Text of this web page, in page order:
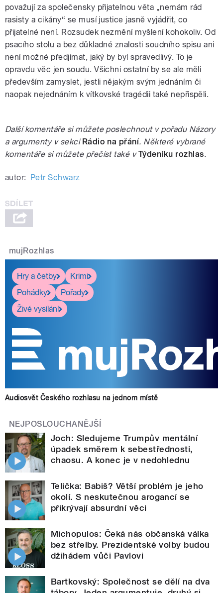
považují za společensky přijatelnou věta „nemám rád
rasisty a cikány“ se musí justice jasně vyjádřit, co
přijatelné není. Rozsudek nezmění myšlení kohokoliv. Od
psacího stolu a bez důkladné znalosti soudního spisu ani
není možné předjímat, jaký by byl spravedlivý. To je
opravdu věc jen soudu. Všichni ostatní by se ale měli
především zamyslet, jestli nějakým svým jednáním či
naopak nejednáním k vítkovské tragédii také nepřispěli.
Další komentáře si můžete poslechnout v pořadu Názory
a argumenty v sekci Rádio na přání. Některé vybrané
komentáře si můžete přečíst také vTýdeníku rozhlas.
autor: Petr Schwarz
mujRozhlas
Hry a četby
Krimi
Pohádky
Pořady
Živé vysílání
Audiosvět Českého rozhlasu na jednom místě
NEJPOSLOUCHANĚJŠÍ
Joch: Sledujeme Trumpův mentální
úpadek směrem k sebestřednosti,
chaosu. A konec je v nedohlednu
Telička: Babiš? Větší problém je jeho
okolí. S neskutečnou arogancí se
přikrývají absurdní věci
Michopulos: Čeká nás občanská válka
bez střelby. Prezidentské volby budou
džihádem vůči Pavlovi
Bartkovský: Společnost se dělí na dva